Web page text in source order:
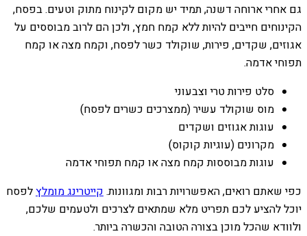
גם אחרי ארוחה דשנה, תמיד יש מקום לקינוח מתוק וטעים. בפסח,
הקינוחים חייבים להיות ללא קמח חמץ, ולכן הם לרוב מבוססים על
אגוזים, שקדים, פירות, שוקולד כשר לפסח, וקמח מצה או קמח
תפוחי אדמה.
סלט פירות טרי וצבעוני
מוס שוקולד עשיר (ממצרכים כשרים לפסח)
עוגות אגוזים ושקדים
מקרונים (עוגיות קוקוס)
עוגות מבוססות קמח מצה או קמח תפוחי אדמה
כפי שאתם רואים, האפשרויות רבות ומגוונות. קייטרינג מומלץלפסח
יוכל להציע לכם תפריט מלא שמתאים לצרכים ולטעמים שלכם,
ולוודא שהכל מוכן בצורה הטובה והכשרה ביותר.